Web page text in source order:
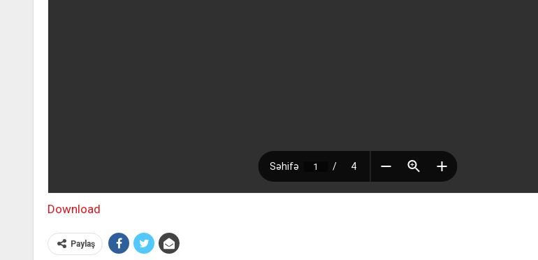
Download
Paylaş